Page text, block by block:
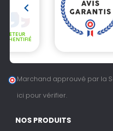
Marchand approuvé par la
ici pour vérifier.
NOS PRODUITS